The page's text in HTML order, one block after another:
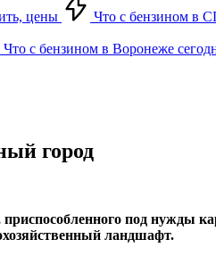
цены Что с бензином в
Что с бензином в Воронеже
город
под нужды
ландшафт.